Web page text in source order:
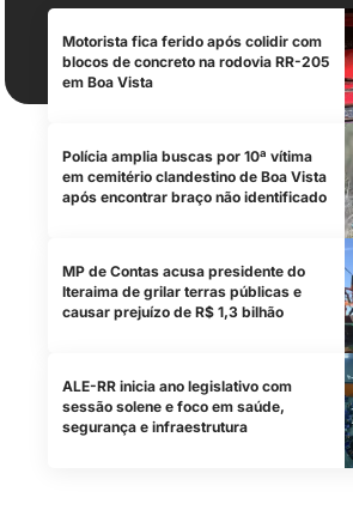
Motorista fica ferido após colidir com
blocos de concreto na rodovia RR-205
em Boa Vista
Polícia amplia buscas por 10ª vítima
em cemitério clandestino de Boa Vista
após encontrar braço não identificado
MP de Contas acusa presidente do
Iteraima de grilar terras públicas e
causar prejuízo de R$ 1,3 bilhão
ALE-RR inicia ano legislativo com
sessão solene e foco em saúde,
segurança e infraestrutura